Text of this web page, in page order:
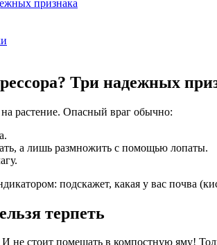
признака
Три надежных
на растение. Опасный враг обычно:
а лишь размножить с помощью лопаты.
подскажет, какая у вас почва
терпеть
стоит помещать в компостную яму!